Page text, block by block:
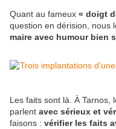
Quant au fameux « doigt
question en dérision, nous
maire avec humour bien
Les faits sont là. À Tarnos,
parlent avec sérieux et
faisons : vérifier les faits